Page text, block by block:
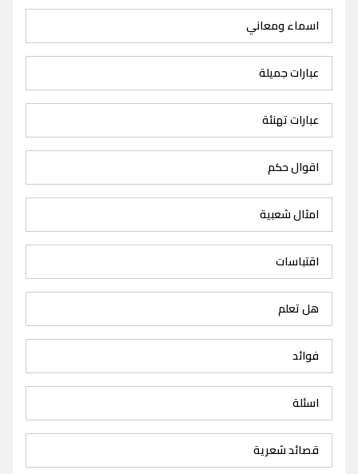
اسماء ومعاني
عبارات جميلة
عبارات تهنئة
اقوال حكم
امثال شعبية
اقتباسات
هل تعلم
فوائد
اسئلة
قصائد شعرية